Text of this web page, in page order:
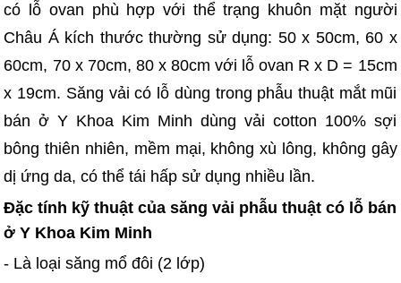
có lỗ ovan phù hợp với thể trạng khuôn mặt người
Châu Á kích thước thường sử dụng: 50 x 50cm, 60 x
60cm, 70 x 70cm, 80 x 80cm với lỗ ovan R x D = 15cm
x 19cm. Săng vải có lỗ dùng trong phẫu thuật mắt mũi
bán ở Y Khoa Kim Minh dùng vải cotton 100% sợi
bông thiên nhiên, mềm mại, không xù lông, không gây
dị ứng da, có thể tái hấp sử dụng nhiều lần.
Đặc tính kỹ thuật của săng vải phẫu thuật có lỗ bán
ở Y Khoa Kim Minh
- Là loại săng mổ đôi (2 lớp)